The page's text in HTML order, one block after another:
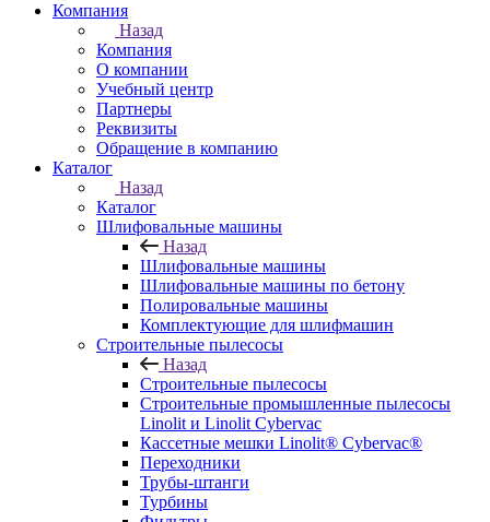
Компания
Назад
Компания
О компании
Учебный центр
Партнеры
Реквизиты
Обращение в компанию
Каталог
Назад
Каталог
Шлифовальные машины
Назад
Шлифовальные машины
Шлифовальные машины по бетону
Полировальные машины
Комплектующие для шлифмашин
Строительные пылесосы
Назад
Строительные пылесосы
Строительные промышленные пылесосы
Linolit и Linolit Cybervac
Кассетные мешки Linolit® Cybervac®
Переходники
Трубы-штанги
Турбины